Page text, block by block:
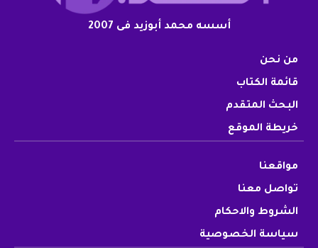
أسسه محمد أبوزيد فى 2007
من نحن
قائمة الكتاب
البحث المتقدم
خريطة الموقع
مواقعنا
تواصل معنا
الشروط والاحكام
سياسة الخصوصية